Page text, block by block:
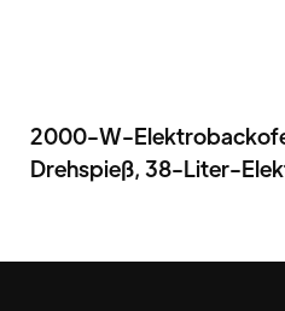
2000-W-
Drehspieß, 38-Liter-